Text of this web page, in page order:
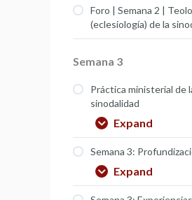
Foro | Semana 2 |
(eclesiología) de la
Semana 3
Práctica ministerial de
sinodalidad
Expand
Semana 3:
Expand